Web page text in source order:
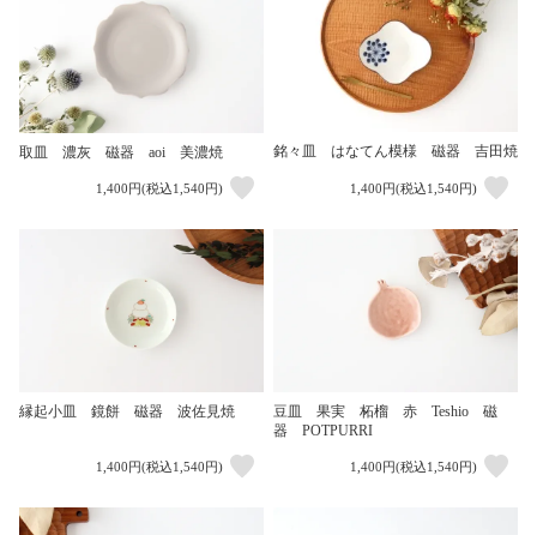
取皿 濃灰 磁器 aoi 美濃焼
1,400円(税込1,540円)
銘々皿 はなてん模様 磁器 吉田焼
1,400円(税込1,540円)
縁起小皿 鏡餅 磁器 波佐見焼
1,400円(税込1,540円)
豆皿 果実 柘榴 赤 Teshio 磁
器 POTPURRI
1,400円(税込1,540円)